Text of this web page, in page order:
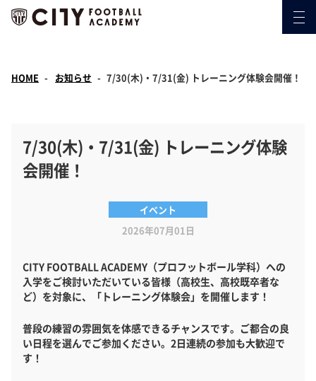
HOME お知らせ 7/30(木)・7/31(金) トレーニング体験会開催！
7/30(木)・7/31(金) トレーニング体験
会開催！
イベント
2026年07月01日
CITY FOOTBALL ACADEMY（プロフットボール学科）への
入学をご検討いただいている皆様（高校生、高校既卒者な
ど）を対象に、「トレーニング体験会」を開催します！
普段の練習の雰囲気を体感できるチャンスです。ご都合の良
い日程を選んでご参加ください。2日連続の参加も大歓迎で
す！